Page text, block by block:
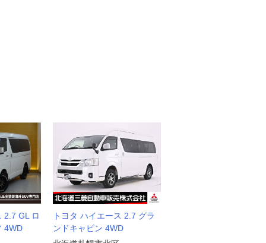
2.7 GL ロ
4WD
トヨタ ハイエース 2.7 グラ
ンドキャビン 4WD